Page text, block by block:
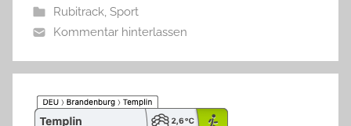
Rubitrack, Sport
Kommentar hinterlassen